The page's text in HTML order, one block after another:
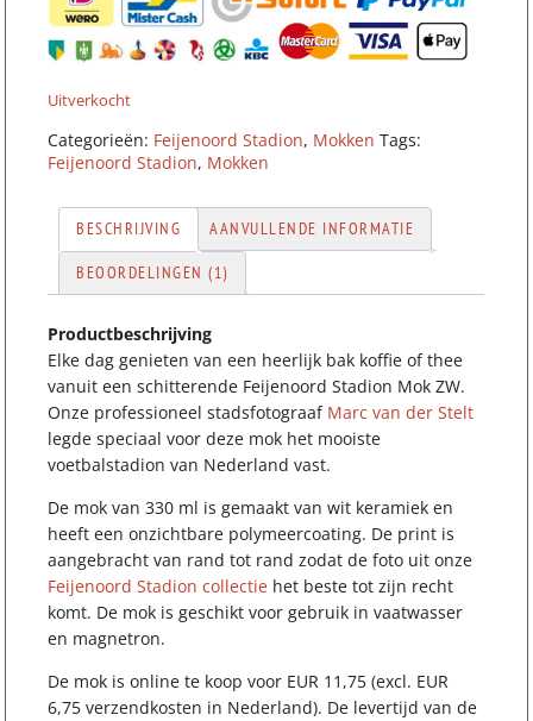
Uitverkocht
Categorieën: Feijenoord Stadion, Mokken Tags:
Feijenoord Stadion, Mokken
BESCHRIJVING AANVULLENDE INFORMATIE
BEOORDELINGEN (1)
Productbeschrijving
Elke dag genieten van een heerlijk bak koffie of thee
vanuit een schitterende Feijenoord Stadion Mok ZW.
Onze professioneel stadsfotograaf Marc van der Stelt
legde speciaal voor deze mok het mooiste
voetbalstadion van Nederland vast.
De mok van 330 ml is gemaakt van wit keramiek en
heeft een onzichtbare polymeercoating. De print is
aangebracht van rand tot rand zodat de foto uit onze
Feijenoord Stadion collectie het beste tot zijn recht
komt. De mok is geschikt voor gebruik in vaatwasser
en magnetron.
De mok is online te koop voor EUR 11,75 (excl. EUR
6,75 verzendkosten in Nederland). De levertijd van de